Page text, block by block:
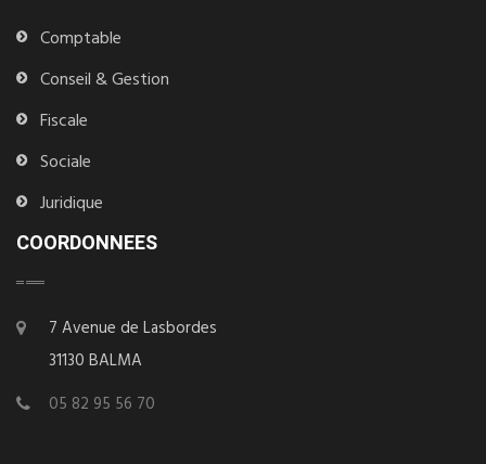
Comptable
Conseil & Gestion
Fiscale
Sociale
Juridique
COORDONNEES
7 Avenue de Lasbordes
31130 BALMA
05 82 95 56 70